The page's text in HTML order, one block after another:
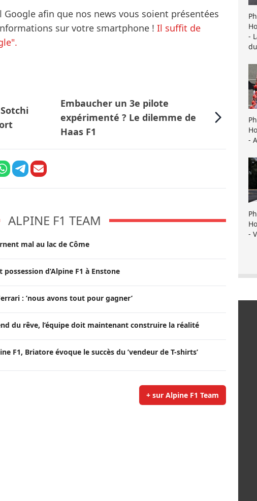
afin que nos news vous soient présentées
sur votre smartphone ! Il suffit de
Embaucher un 3e pilote
expérimenté ? Le dilemme de
Haas F1
ALPINE F1 TEAM
mal au lac de Côme
d’Alpine F1 à Enstone
: ’nous avons tout pour gagner’
du rêve, l’équipe doit maintenant construire la réalité
F1, Briatore évoque le succès du ’vendeur de T-shirts’
+ sur Alpine F1 Team
-
-
-